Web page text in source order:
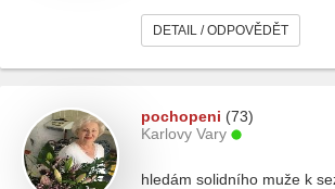
DETAIL / ODPOVĚDĚT
pochopeni (73)
Karlovy Vary
hledám solidního muže k